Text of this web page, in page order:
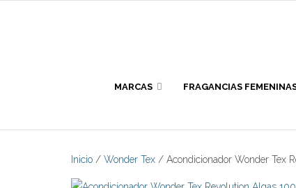
MARCAS FRAGANCIAS
Inicio / Wonder Tex / Acondicionador Wonder Tex